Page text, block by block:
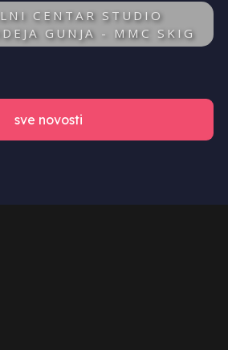
CENTAR STUDIO
GUNJA - MMC SKIG
sve novosti